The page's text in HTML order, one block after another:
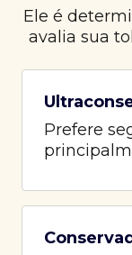
Ele é
avalia sua
Prefere